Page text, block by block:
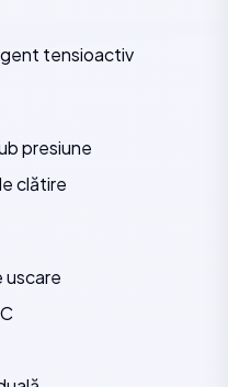
tensioactiv
presiune
clătire
uscare